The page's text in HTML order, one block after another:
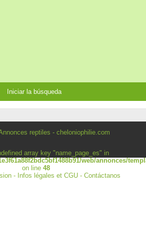
reptiles - cheloniophilie.com
array key "name_page_es" in
web/annonces/
on line48
- Infos légales et CGU- Contáctanos